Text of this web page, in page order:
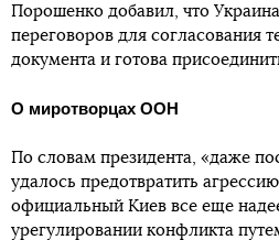
Порошенко добавил, что
переговоров для согласования
документа и готова
О миротворцах ООН
По словам президента, «даже
удалось предотвратить
официальный Киев все еще
урегулировании конфликта